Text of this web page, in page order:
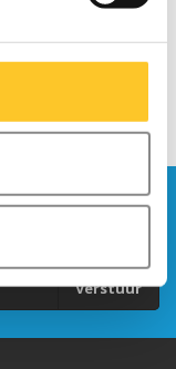
voor onze
Verstuur